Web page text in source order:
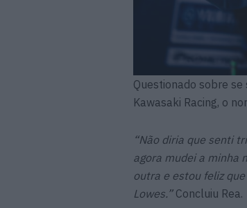
Questionado sobre
Kawasaki Racing, o
“Não diria que senti
agora mudei a minha
outra e estou feliz
Lowes.”Concluiu Rea.